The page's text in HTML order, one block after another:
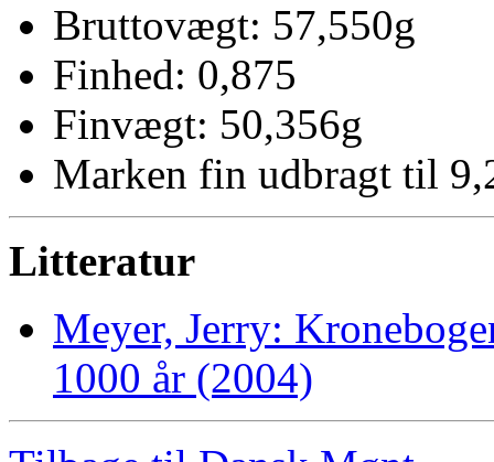
Bruttovægt: 57,550g
Finhed: 0,875
Finvægt: 50,356g
Marken fin udbragt til
Litteratur
Meyer, Jerry:
1000 år (2004)